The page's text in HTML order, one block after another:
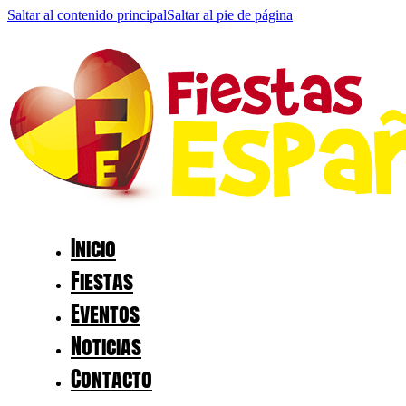
Saltar al contenido principalSaltar al pie de página
Inicio
Fiestas
Eventos
Noticias
Contacto